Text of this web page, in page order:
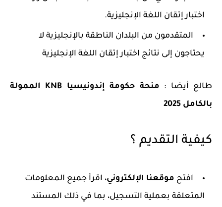
اختبار إتقان اللغة الإنجليزية.
المتقدمون من البلدان الناطقة بالإنجليزية لا
يحتاجون إلى نتائج اختبار إتقان اللغة الإنجليزية
طالع أيضا :
منحة حكومة إندونيسيا KNB الممولة
بالكامل 2025
كيفية التقديم ؟
افتح موقعنا الإلكتروني، اقرأ جميع المعلومات
المتعلقة بعملية التسجيل، بما في ذلك المستند